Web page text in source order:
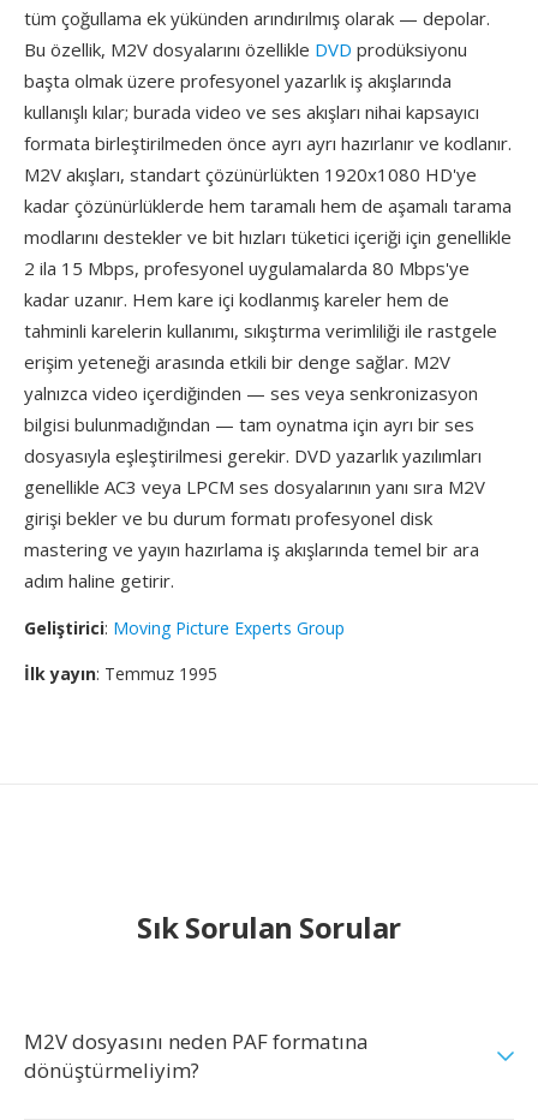
tüm çoğullama ek yükünden arındırılmış olarak — depolar.
Bu özellik, M2V dosyalarını özellikle DVD prodüksiyonu
başta olmak üzere profesyonel yazarlık iş akışlarında
kullanışlı kılar; burada video ve ses akışları nihai kapsayıcı
formata birleştirilmeden önce ayrı ayrı hazırlanır ve kodlanır.
M2V akışları, standart çözünürlükten 1920x1080 HD'ye
kadar çözünürlüklerde hem taramalı hem de aşamalı tarama
modlarını destekler ve bit hızları tüketici içeriği için genellikle
2 ila 15 Mbps, profesyonel uygulamalarda 80 Mbps'ye
kadar uzanır. Hem kare içi kodlanmış kareler hem de
tahminli karelerin kullanımı, sıkıştırma verimliliği ile rastgele
erişim yeteneği arasında etkili bir denge sağlar. M2V
yalnızca video içerdiğinden — ses veya senkronizasyon
bilgisi bulunmadığından — tam oynatma için ayrı bir ses
dosyasıyla eşleştirilmesi gerekir. DVD yazarlık yazılımları
genellikle AC3 veya LPCM ses dosyalarının yanı sıra M2V
girişi bekler ve bu durum formatı profesyonel disk
mastering ve yayın hazırlama iş akışlarında temel bir ara
adım haline getirir.
Geliştirici: Moving Picture Experts Group
İlk yayın: Temmuz 1995
Sık Sorulan Sorular
M2V dosyasını neden PAF formatına
dönüştürmeliyim?